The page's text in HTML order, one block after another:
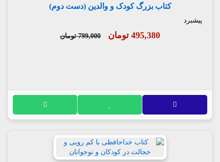
کتاب بزرگ کودک و والدین (دست دوم)
پیشبرد
495,380 تومان 799,000 تومان